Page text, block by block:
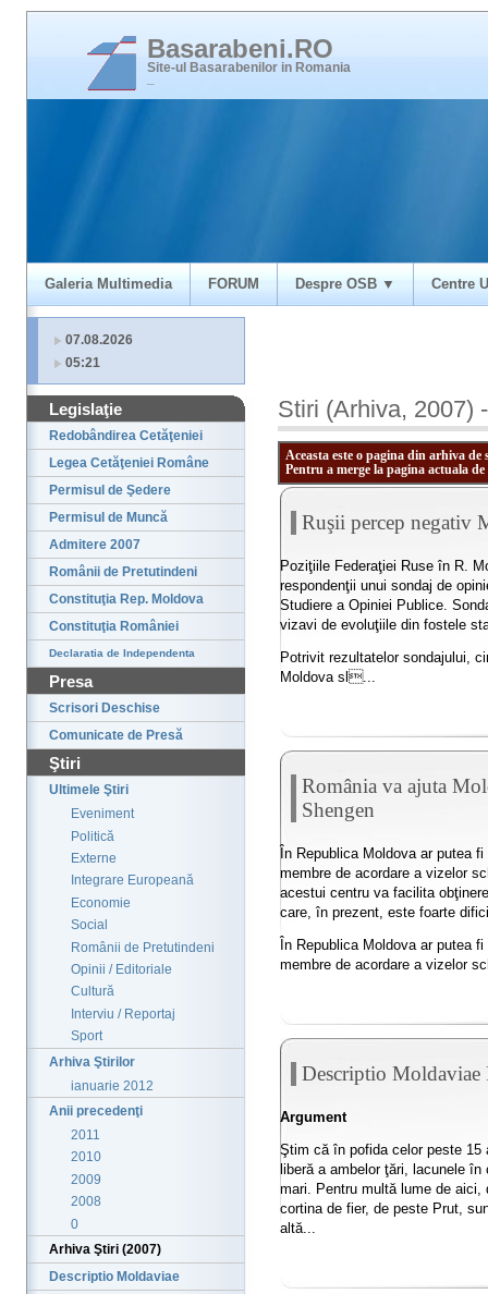
Basarabeni.RO
Site-ul Basarabenilor in Romania
Galeria Multimedia FORUM Despre OSB ▼ Centre
07.08.2026
05:21
Legislaţie
Redobândirea Cetăţeniei
Legea Cetăţeniei Române
Permisul de Şedere
Permisul de Muncă
Admitere 2007
Românii de Pretutindeni
Constituţia Rep. Moldova
Constituţia României
Declaratia de Independenta
Presa
Scrisori Deschise
Comunicate de Presă
Ştiri
Ultimele Ştiri
Eveniment
Politică
Externe
Integrare Europeană
Economie
Social
Românii de Pretutindeni
Opinii / Editoriale
Cultură
Interviu / Reportaj
Sport
Arhiva Ştirilor
ianuarie 2012
Anii precedenţi
2011
2010
2009
2008
0
Arhiva Ştiri (2007)
Descriptio Moldaviae
Stiri (Arhiva, 2007)
Aceasta este o pagina din arhiva
Pentru a merge la pagina actuala
Ruşii percep negativ
Poziţiile Federaţiei Ruse în R.
respondenţii unui sondaj de
Studiere a Opiniei Publice.
vizavi de evoluţiile din fostele
Potrivit rezultatelor sondajului,
Moldova sl...
România va ajuta
Shengen
În Republica Moldova ar putea
membre de acordare a vizelor
acestui centru va facilita
care, în prezent, este foarte
În Republica Moldova ar putea
membre de acordare a vizelor
Descriptio Moldaviae
Argument
Ştim că în pofida celor peste 15
liberă a ambelor ţări, lacunele
mari. Pentru multă lume de
cortina de fier, de peste Prut,
altă...